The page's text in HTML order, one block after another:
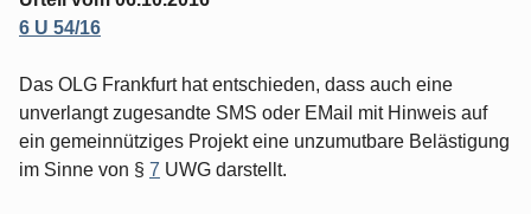
6 U 54/16
Das OLG Frankfurt hat entschieden, dass auch eine
unverlangt zugesandte SMS oder EMail mit Hinweis auf
ein gemeinnütziges Projekt eine unzumutbare Belästigung
im Sinne von § 7 UWG darstellt.